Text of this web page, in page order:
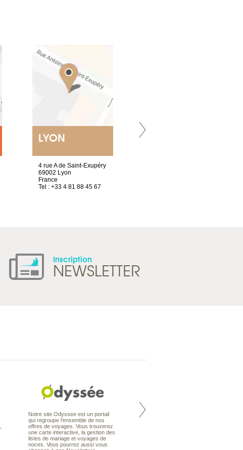
LYON
4 rue A de Saint-Exupéry
69002 Lyon
France
Tel : +33 4 81 88 45 67
Inscription
NEWSLETTER
Notre site Odyssee est un portail
qui regroupe l'ensemble de nos
offres de voyages. Vous trouverez
une carte interactive, la gestion des
listes de mariage et voyages de
noces. Vous pourrez aussi vous
Nouvelle-Zélande à la carte
organise votre séjour en Nouvelle-